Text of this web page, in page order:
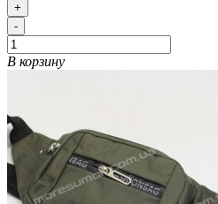
+
-
В корзину